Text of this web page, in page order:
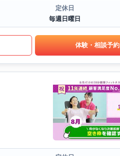
定休日
毎週日曜日
体験・相談予約